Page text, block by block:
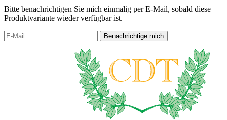
Bitte benachrichtigen Sie mich einmalig per E-Mail, sobald diese
Produktvariante wieder verfügbar ist.